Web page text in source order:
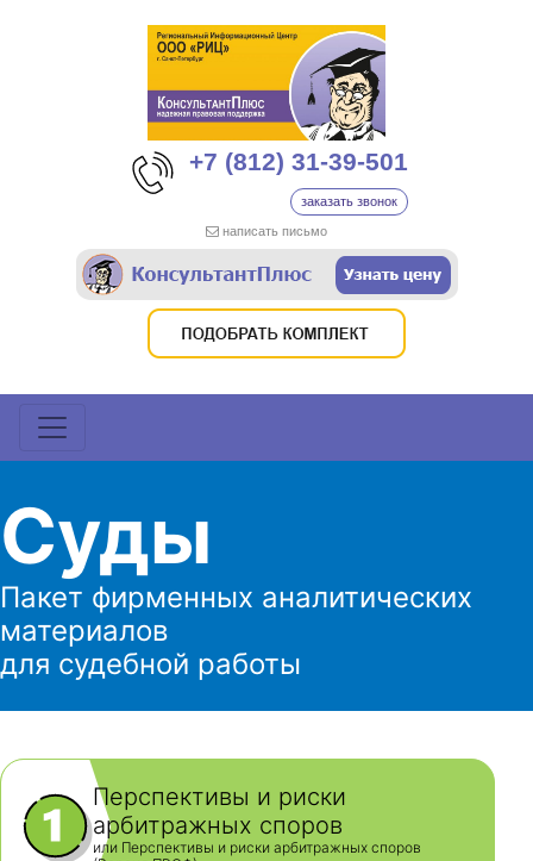
+7 (812) 31-39-501
заказать звонок
написать письмо